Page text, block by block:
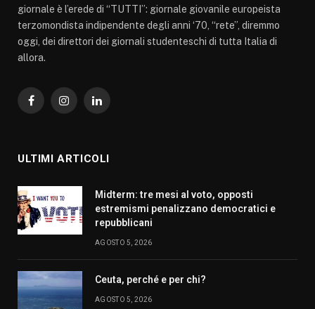
giornale è l’erede di “TUTTI”: giornale giovanile europeista
terzomondista indipendente degli anni ‘70, “rete”, diremmo
oggi, dei direttori dei giornali studenteschi di tutta Italia di
allora.
FacebookInstagramLinkedIn
ULTIMI ARTICOLI
Midterm: tre mesi al voto, opposti
estremismi penalizzano democratici e
repubblicani
AGOSTO 5, 2026
Ceuta, perché e per chi?
AGOSTO 5, 2026